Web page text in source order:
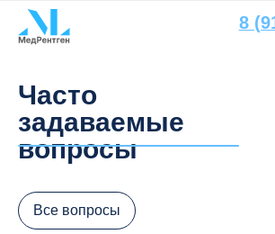
8 (913) 630-16-12
Часто
задаваемые
вопросы
Все вопросы
По всем вопросам, связанным
с подбором расходных материалов
и оборудования, вы можете
Свяжитесь с нами